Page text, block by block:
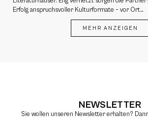
Erfolg anspruchsvoller Kulturformate – vor Ort…
MEHR ANZEIGEN
NEWSLETTER
Sie wollen unseren Newsletter erhalten?